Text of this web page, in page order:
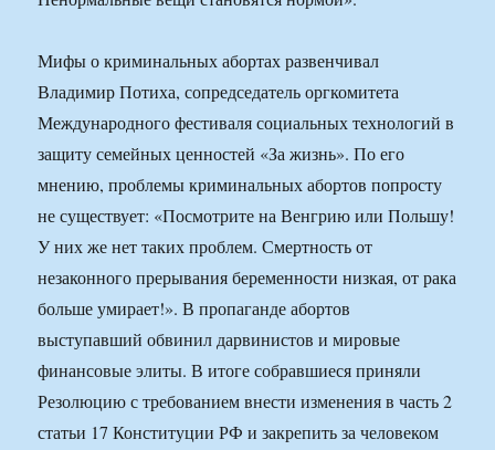
Мифы о криминальных абортах развенчивал
Владимир Потиха, сопредседатель оргкомитета
Международного фестиваля социальных технологий в
защиту семейных ценностей «За жизнь». По его
мнению, проблемы криминальных абортов попросту
не существует: «Посмотрите на Венгрию или Польшу!
У них же нет таких проблем. Смертность от
незаконного прерывания беременности низкая, от рака
больше умирает!». В пропаганде абортов
выступавший обвинил дарвинистов и мировые
финансовые элиты. В итоге собравшиеся приняли
Резолюцию с требованием внести изменения в часть 2
статьи 17 Конституции РФ и закрепить за человеком